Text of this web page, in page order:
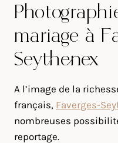
mariage à
Seythenex
A l’image de la
français, Faverges-
nombreuses
reportage.